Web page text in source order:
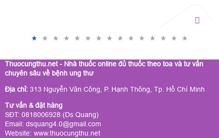
Thuocungthu.net - Nhà thuốc online đủ thuốc theo toa và tư vấn
chuyên sâu về bệnh ung thư
Địa chỉ: 313 Nguyễn Văn Công, P. Hạnh Thông, Tp. Hồ Chí Minh
Tư vấn & đặt hàng
SĐT: 0818006928 (Ds Quang)
Email: dsquang4.0@gmail.com
Website: www.thuocungthu.net